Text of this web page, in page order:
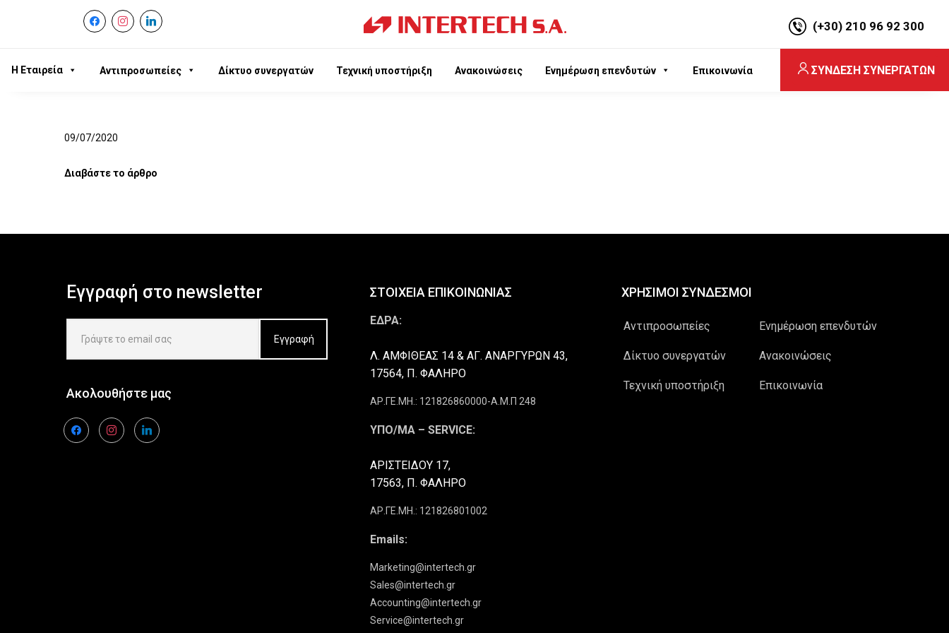
facebookinstagram
linkedin
(+30) 210 96 92 300
Η Εταιρεία Αντιπροσωπείες Δίκτυο συνεργατών Τεχνική υποστήριξη Ανακοινώσεις Ενημέρωση επενδυτών Επικοινωνία ΣΥΝΔΕΣΗ ΣΥΝΕΡΓΑΤΩΝ
09/07/2020
Διαβάστε το άρθρο
Εγγραφή στο newsletter
Ακολουθήστε μας
facebookinstagramlinkedin
ΣΤΟΙΧΕΙΑ ΕΠΙΚΟΙΝΩΝΙΑΣ
ΕΔΡΑ:
Λ. ΑΜΦΙΘΕΑΣ 14 & ΑΓ. ΑΝΑΡΓΥΡΩΝ 43,
17564, Π. ΦΑΛΗΡΟ
ΑΡ.ΓΕ.ΜΗ.: 121826860000-Α.Μ.Π 248
ΥΠΟ/ΜΑ – SERVICE:
ΑΡΙΣΤΕΙΔΟΥ 17,
17563, Π. ΦΑΛΗΡΟ
ΑΡ.ΓΕ.ΜΗ.: 121826801002
Emails:
Marketing@intertech.gr
Sales@intertech.gr
Accounting@intertech.gr
Service@intertech.gr
ΧΡΗΣΙΜΟΙ ΣΥΝΔΕΣΜΟΙ
Αντιπροσωπείες
Δίκτυο συνεργατών
Τεχνική υποστήριξη
Ενημέρωση επενδυτών
Ανακοινώσεις
Επικοινωνία